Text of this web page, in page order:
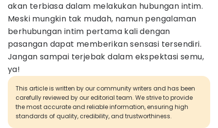
akan terbiasa dalam melakukan hubungan intim.
Meski mungkin tak mudah, namun pengalaman
berhubungan intim pertama kali dengan
pasangan dapat memberikan sensasi tersendiri.
Jangan sampai terjebak dalam ekspektasi semu,
ya!
This article is written by our community writers and has been
carefully reviewed by our editorial team. We strive to provide
the most accurate and reliable information, ensuring high
standards of quality, credibility, and trustworthiness.